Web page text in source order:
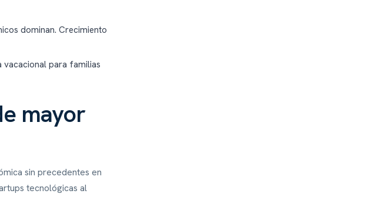
dominan. Crecimiento
vacacional para familias
mayor
sin precedentes en
tecnológicas al